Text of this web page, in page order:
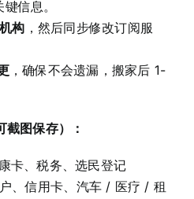
信息。
构 ，然后同步修改订阅服
，确保不会遗漏，搬家后 1-
截图保存）：
卡、税务、选民登记
、信用卡、汽车 / 医疗 / 租